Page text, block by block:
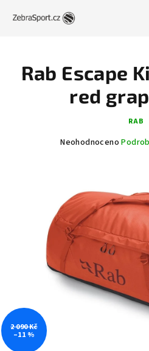
Rab Escape
red
RAB
Průměrné
z
5
hvězdiček.
Neohodnoceno
2 090 Kč
–11 %